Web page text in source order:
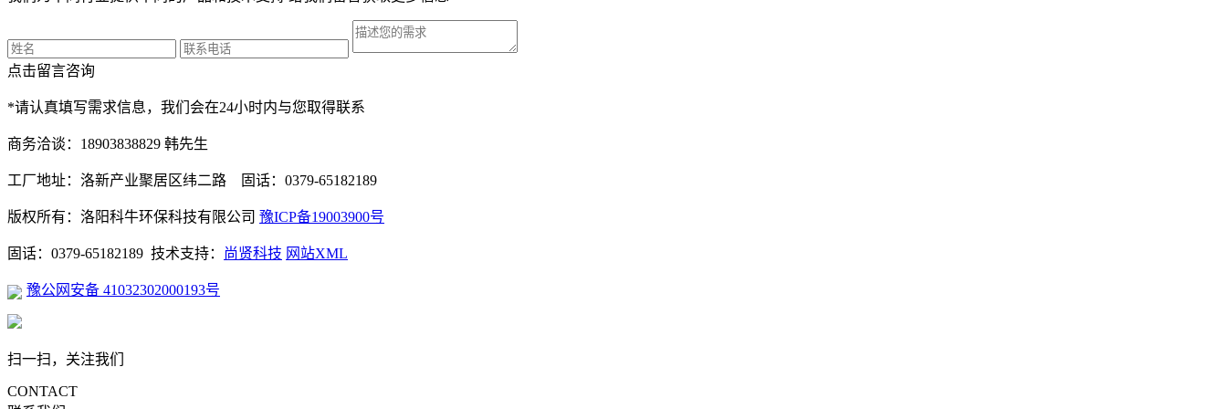
点击留言咨询
*请认真填写需求信息，我们会在24小时内与您取得联系
商务洽谈：18903838829 韩先生
工厂地址：洛新产业聚居区纬二路 固话：0379-65182189
版权所有：洛阳科牛环保科技有限公司 豫ICP备19003900号
固话：0379-65182189 技术支持： 尚贤科技 网站XML
豫公网安备 41032302000193号
扫一扫，关注我们
CONTACT